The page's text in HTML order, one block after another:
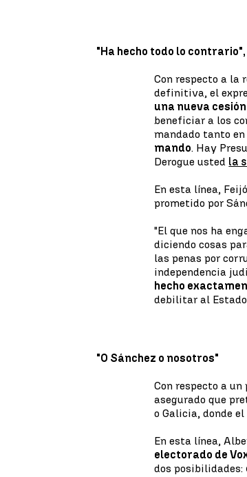
"Ha hecho todo lo
Con respecto a la
definitiva, el
una nueva
beneficiar a los
mandado tanto en
mando. Hay
Derogue usted la
En esta línea,
prometido por
"El que nos ha
diciendo cosas
las penas por
independencia
hecho
debilitar al
"O Sánchez o nosotros"
Con respecto a un
asegurado que
o Galicia, donde
En esta línea,
electorado de
dos posibilidades: